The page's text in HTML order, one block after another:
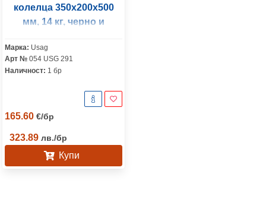
колелца 350х200х500
мм, 14 кг, черно и
Марка: Usag
Арт № 054 USG 291
Наличност: 1 бр
165.60 €/бр
323.89 лв./бр
Купи